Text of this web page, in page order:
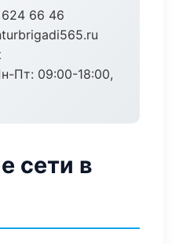
66 46
Пт: 09:00-18:00,
сети в